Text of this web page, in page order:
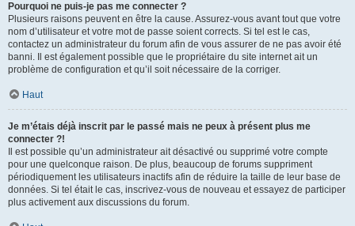
Pourquoi ne puis-je pas me connecter ?
Plusieurs raisons peuvent en être la cause. Assurez-vous avant tout que votre
nom d’utilisateur et votre mot de passe soient corrects. Si tel est le cas,
contactez un administrateur du forum afin de vous assurer de ne pas avoir été
banni. Il est également possible que le propriétaire du site internet ait un
problème de configuration et qu’il soit nécessaire de la corriger.
Haut
Je m’étais déjà inscrit par le passé mais ne peux à présent plus me
connecter ?!
Il est possible qu’un administrateur ait désactivé ou supprimé votre compte
pour une quelconque raison. De plus, beaucoup de forums suppriment
périodiquement les utilisateurs inactifs afin de réduire la taille de leur base de
données. Si tel était le cas, inscrivez-vous de nouveau et essayez de participer
plus activement aux discussions du forum.